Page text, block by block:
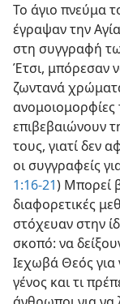
Το άγιο πνεύμα
έγραψαν την
στη συγγραφή
Έτσι, μπόρεσαν
ζωντανά
ανομοιομορφίες
επιβεβαιώνουν
τους, γιατί δεν
οι συγγραφείς
1:16-21) Μπορεί
διαφορετικές
στόχευαν στην
σκοπό: να
Ιεχωβά Θεός για
γένος και τι